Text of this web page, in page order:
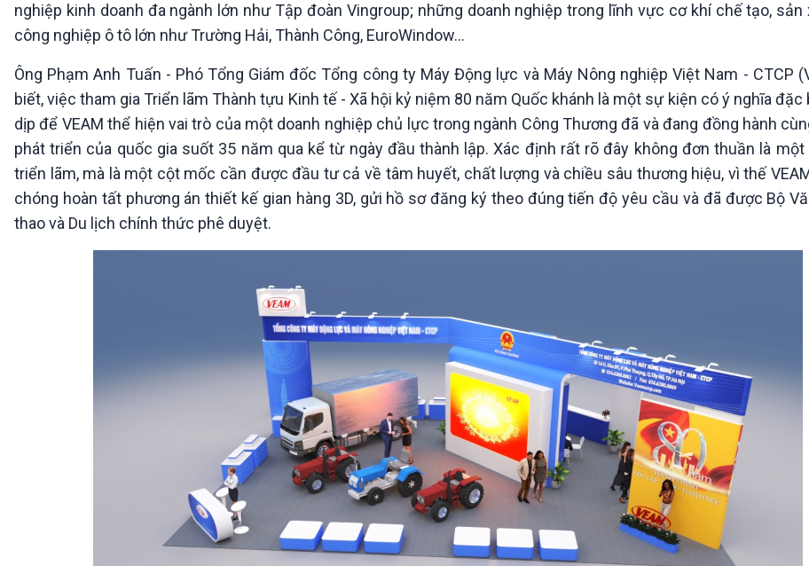
nghiệp kinh doanh đa ngành lớn như Tập đoàn Vingroup; những doanh nghiệp trong lĩnh vực cơ khí chế tạo, sản
công nghiệp ô tô lớn như Trường Hải, Thành Công, EuroWindow…
Ông Phạm Anh Tuấn - Phó Tổng Giám đốc Tổng công ty Máy Động lực và Máy Nông nghiệp Việt Nam - CTCP
biết, việc tham gia Triển lãm Thành tựu Kinh tế - Xã hội kỷ niệm 80 năm Quốc khánh là một sự kiện có ý nghĩa đặc
dịp để VEAM thể hiện vai trò của một doanh nghiệp chủ lực trong ngành Công Thương đã và đang đồng hành
phát triển của quốc gia suốt 35 năm qua kể từ ngày đầu thành lập. Xác định rất rõ đây không đơn thuần là
triển lãm, mà là một cột mốc cần được đầu tư cả về tâm huyết, chất lượng và chiều sâu thương hiệu, vì thế
chóng hoàn tất phương án thiết kế gian hàng 3D, gửi hồ sơ đăng ký theo đúng tiến độ yêu cầu và đã được Bộ
thao và Du lịch chính thức phê duyệt.